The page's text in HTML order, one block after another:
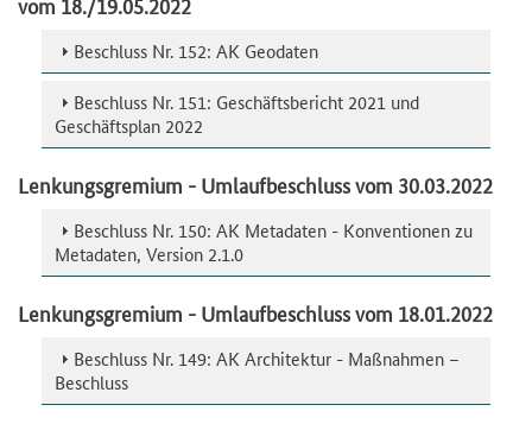
Beschluss Nr. 152: AK Geodaten
Beschluss Nr. 151: Geschäftsbericht 2021 und
Geschäftsplan 2022
Lenkungsgremium - Umlaufbeschluss vom 30.03.2022
Beschluss Nr. 150: AK Metadaten - Konventionen zu
Metadaten, Version 2.1.0
Lenkungsgremium - Umlaufbeschluss vom 18.01.2022
Beschluss Nr. 149: AK Architektur - Maßnahmen –
Beschluss